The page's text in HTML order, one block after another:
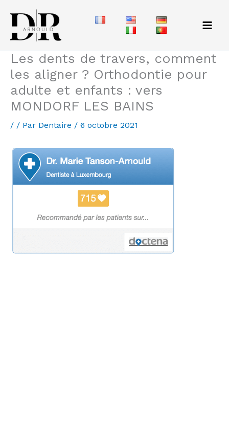
contenu
Les dents de travers, comment
les aligner ? Orthodontie pour
adulte et enfants : vers
MONDORF LES BAINS
/ / Par Dentaire / 6 octobre 2021